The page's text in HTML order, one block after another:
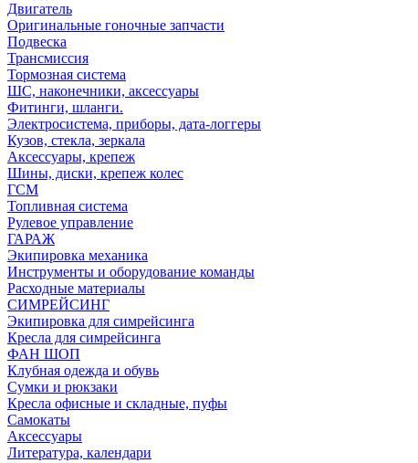
Двигатель
Оригинальные гоночные запчасти
Подвеска
Трансмиссия
Тормозная система
ШС, наконечники, аксессуары
Фитинги, шланги.
Электросистема, приборы, дата-логгеры
Кузов, стекла, зеркала
Аксессуары, крепеж
Шины, диски, крепеж колес
ГСМ
Топливная система
Рулевое управление
ГАРАЖ
Экипировка механика
Инструменты и оборудование команды
Расходные материалы
СИМРЕЙСИНГ
Экипировка для симрейсинга
Кресла для симрейсинга
ФАН ШОП
Клубная одежда и обувь
Сумки и рюкзаки
Кресла офисные и складные, пуфы
Самокаты
Аксессуары
Литература, календари